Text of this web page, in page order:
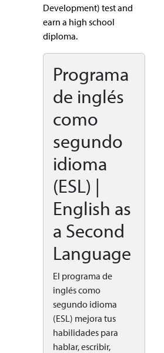
Development) test and
earn a high school
diploma.
Programa
de inglés
como
segundo
idioma
(ESL) |
English as
a Second
Language
El programa de
inglés como
segundo idioma
(ESL) mejora tus
habilidades para
hablar, escribir,